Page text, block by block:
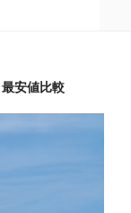
安値比較